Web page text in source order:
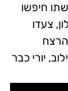
חיפשו
צעדו
יורי כבר